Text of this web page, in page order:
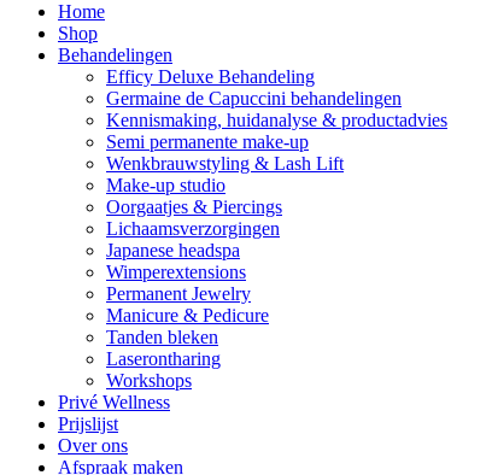
Home
Shop
Behandelingen
Efficy Deluxe Behandeling
Germaine de Capuccini behandelingen
Kennismaking, huidanalyse & productadvies
Semi permanente make-up
Wenkbrauwstyling & Lash Lift
Make-up studio
Oorgaatjes & Piercings
Lichaamsverzorgingen
Japanese headspa
Wimperextensions
Permanent Jewelry
Manicure & Pedicure
Tanden bleken
Laserontharing
Workshops
Privé Wellness
Prijslijst
Over ons
Afspraak maken